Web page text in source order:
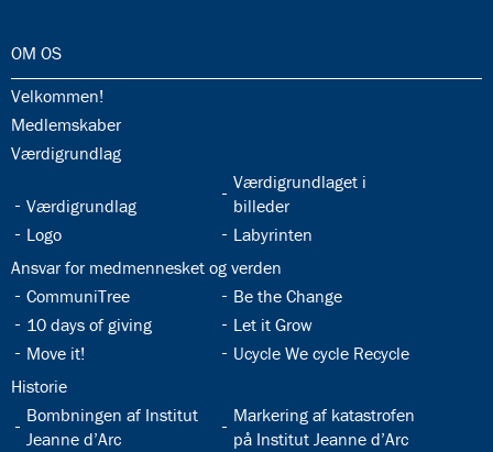
32.0:
OM OS
32.1:
Velkommen!
32.2:
Medlemskaber
32.3:
Værdigrundlag
32.4:
Værdigrundlag
32.5:
Værdigrundlaget i
billeder
32.6:
Logo 32.7:
Labyrinten
32.8:
Ansvar for medmennesket og verden
32.9:
CommuniTree 32.10:
Be the Change
32.11:
10 days of giving 32.12:
Let it Grow
32.13:
Move it! 32.14:
Ucycle We cycle Recycle
32.15:
Historie
32.16:
Bombningen af Institut
Jeanne d’Arc
32.17:
Markering af katastrofen
på Institut Jeanne d’Arc